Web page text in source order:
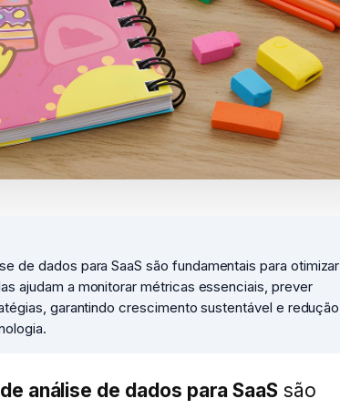
de dados para SaaS são fundamentais para otimizar
ajudam a monitorar métricas essenciais, prever
garantindo crescimento sustentável e redução
análise de dados para SaaS são